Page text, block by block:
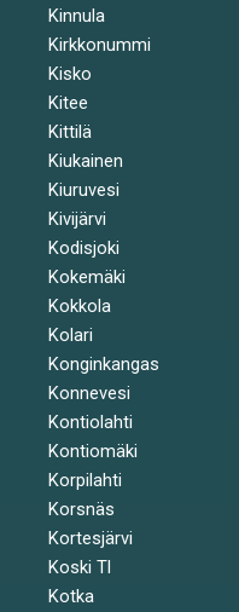
Kinnula
Kirkkonummi
Kisko
Kitee
Kittilä
Kiukainen
Kiuruvesi
Kivijärvi
Kodisjoki
Kokemäki
Kokkola
Kolari
Konginkangas
Konnevesi
Kontiolahti
Kontiomäki
Korpilahti
Korsnäs
Kortesjärvi
Koski Tl
Kotka